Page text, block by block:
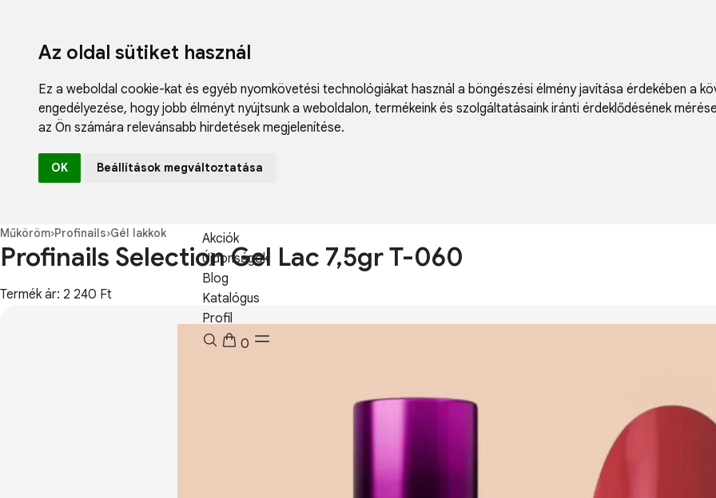
Az oldal sütiket használ
Ez a weboldal cookie-kat és egyéb nyomkövetési technológiákat használ a böngészési élmény javítása érdekében a
engedélyezése, hogy jobb élményt nyújtsunk a weboldalon, termékeink és szolgáltatásaink iránti érdeklődésének
az Ön számára relevánsabb hirdetések megjelenítése.
OK Beállítások megváltoztatása
Fodrászcikk
Akciók
Újdonságok
Blog
Katalógus
Profil
0
Műköröm›Profinails›Gél lakkok
Profinails Selection Gel Lac 7,5gr T-060
Termék ár: 2 240 Ft